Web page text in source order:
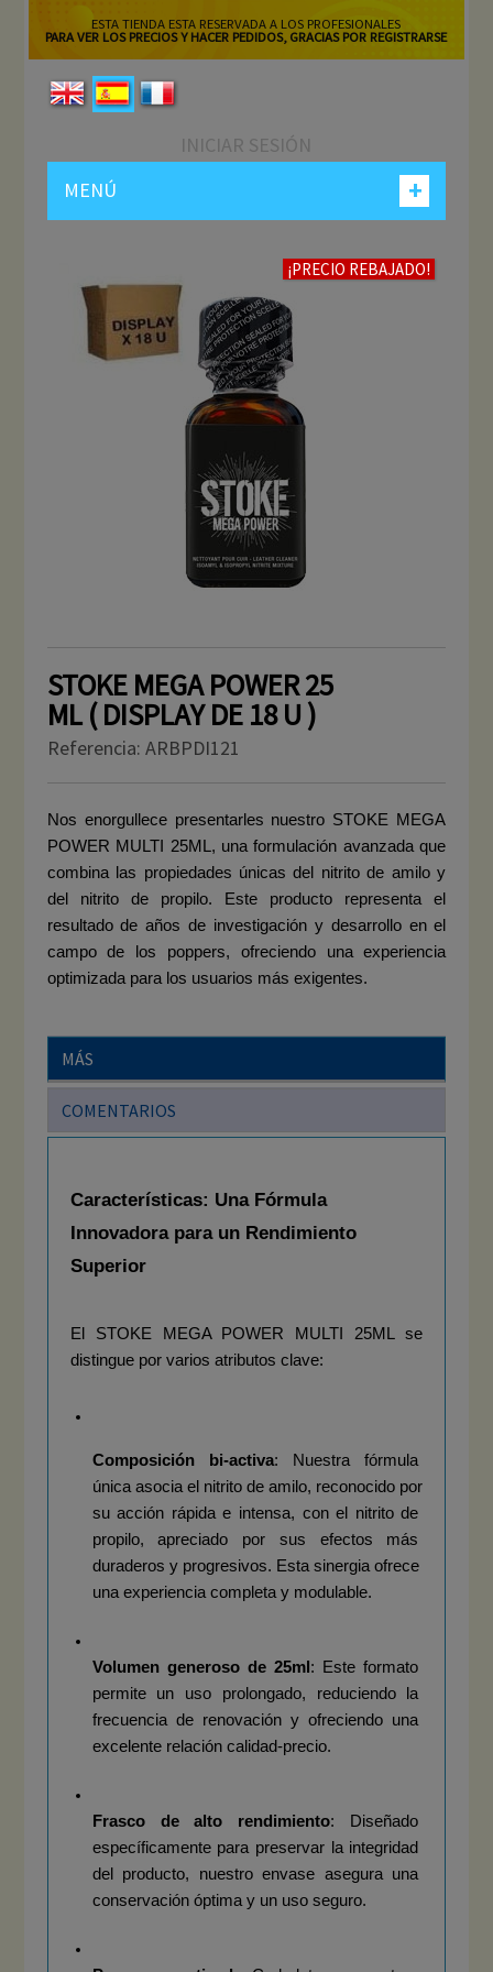
ESTA TIENDA ESTA RESERVADA A LOS PROFESIONALES
PARA VER LOS PRECIOS Y HACER PEDIDOS, GRACIAS POR REGISTRARSE
INICIAR SESIÓN
+
MENÚ
¡PRECIO REBAJADO!
STOKE MEGA POWER 25
ML ( DISPLAY DE 18 U )
Referencia: ARBPDI121
Nos enorgullece presentarles nuestro STOKE MEGA
POWER MULTI 25ML, una formulación avanzada que
combina las propiedades únicas del nitrito de amilo y
del nitrito de propilo. Este producto representa el
resultado de años de investigación y desarrollo en el
campo de los poppers, ofreciendo una experiencia
optimizada para los usuarios más exigentes.
MÁS
COMENTARIOS
Características: Una Fórmula
Innovadora para un Rendimiento
Superior
El STOKE MEGA POWER MULTI 25ML se
distingue por varios atributos clave:
Composición bi-activa: Nuestra fórmula
única asocia el nitrito de amilo, reconocido por
su acción rápida e intensa, con el nitrito de
propilo, apreciado por sus efectos más
duraderos y progresivos. Esta sinergia ofrece
una experiencia completa y modulable.
Volumen generoso de 25ml: Este formato
permite un uso prolongado, reduciendo la
frecuencia de renovación y ofreciendo una
excelente relación calidad-precio.
Frasco de alto rendimiento: Diseñado
específicamente para preservar la integridad
del producto, nuestro envase asegura una
conservación óptima y un uso seguro.